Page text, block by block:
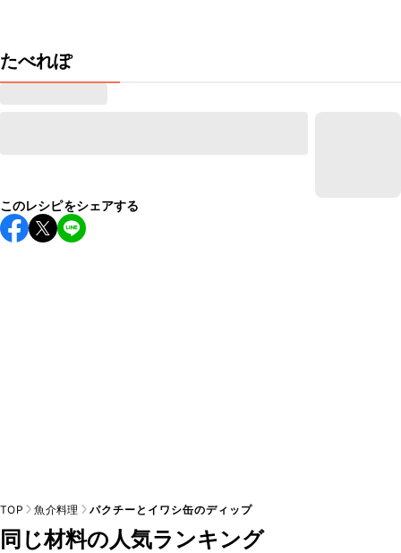
たべれぽ
このレシピをシェアする
TOP 魚介料理 パクチーとイワシ缶のディップ
同じ材料の人気ランキング